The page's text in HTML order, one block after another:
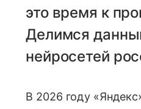
это время к
Делимся
нейросетей
В 2026 году